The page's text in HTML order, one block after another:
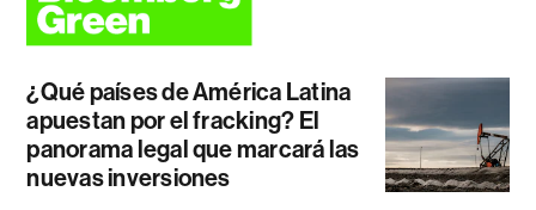
¿Qué países de América Latina
apuestan por el fracking? El
panorama legal que marcará las
nuevas inversiones